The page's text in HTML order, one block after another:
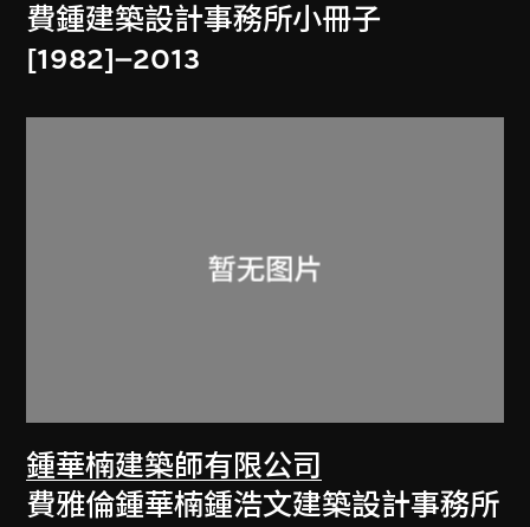
費鍾建築設計事務所小冊子
[1982]–2013
鍾華楠建築師有限公司
費雅倫鍾華楠鍾浩文建築設計事務所